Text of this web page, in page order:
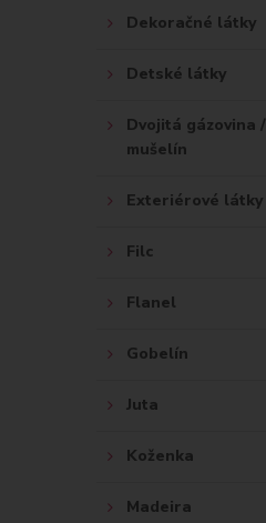
Dekoračné látky
Detské látky
Dvojitá gázovina /
mušelín
Exteriérové látky
Filc
Flanel
Gobelín
Juta
Koženka
Madeira